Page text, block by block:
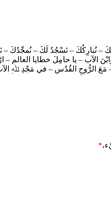
– نُبارِكُكَ – نَسْجُدُ لَكَ – نُمجِّدُكَ –
الآب – يا حامِلَ خطايا
مَعَ الرُّوحِ القُدُس – في مَجْدِ ﷲِ
*